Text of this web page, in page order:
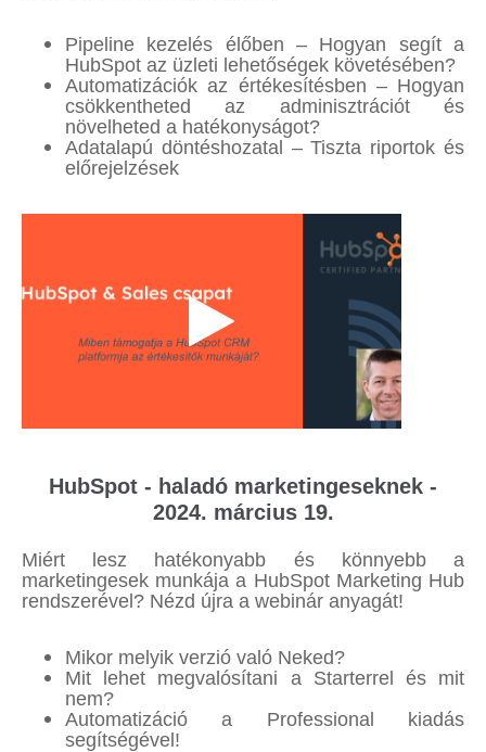
Pipeline kezelés élőben – Hogyan segít a
HubSpot az üzleti lehetőségek követésében?
Automatizációk az értékesítésben – Hogyan
csökkentheted az adminisztrációt és
növelheted a hatékonyságot?
Adatalapú döntéshozatal – Tiszta riportok és
előrejelzések
HubSpot - haladó marketingeseknek -
2024. március 19.
Miért lesz hatékonyabb és könnyebb a
marketingesek munkája a HubSpot Marketing Hub
rendszerével? Nézd újra a webinár anyagát!
Mikor melyik verzió való Neked?
Mit lehet megvalósítani a Starterrel és mit
nem?
Automatizáció a Professional kiadás
segítségével!